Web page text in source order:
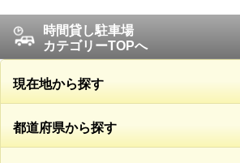
時間貸し駐車場
カテゴリーTOPへ
現在地から探す
都道府県から探す